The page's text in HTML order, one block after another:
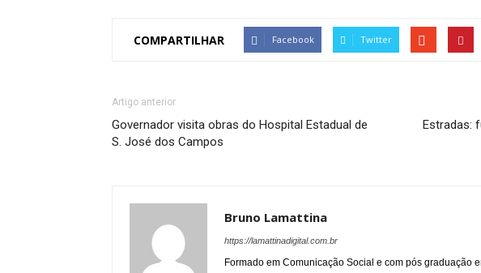
COMPARTILHAR Facebook Twitter
Artigo anterior
Governador visita obras do Hospital Estadual de
S. José dos Campos
Estradas:
Bruno Lamattina
https://lamattinadigital.com.br
Formado em Comunicação Social e com pós graduação